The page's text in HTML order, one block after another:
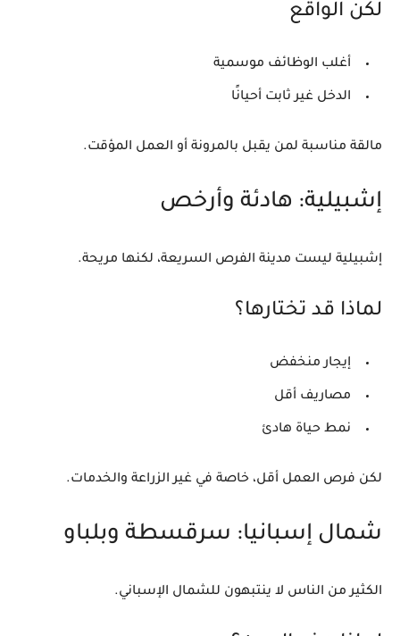
لكن الواقع
أغلب الوظائف موسمية
الدخل غير ثابت أحيانًا
مالقة مناسبة لمن يقبل بالمرونة أو العمل المؤقت.
إشبيلية: هادئة وأرخص
إشبيلية ليست مدينة الفرص السريعة، لكنها مريحة.
لماذا قد تختارها؟
إيجار منخفض
مصاريف أقل
نمط حياة هادئ
لكن فرص العمل أقل، خاصة في غير الزراعة والخدمات.
شمال إسبانيا: سرقسطة وبلباو
الكثير من الناس لا ينتبهون للشمال الإسباني.